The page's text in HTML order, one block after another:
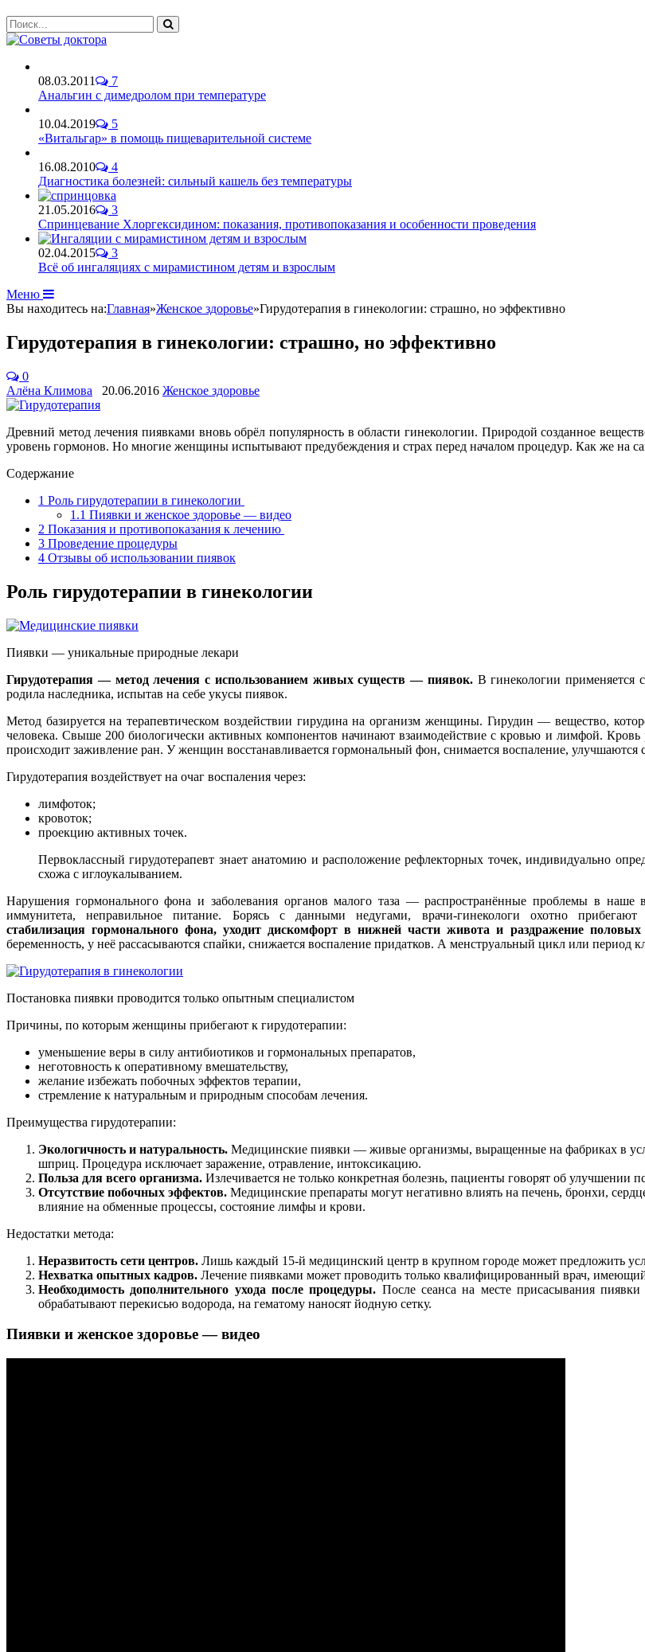
08.03.2011
7
Анальгин с димедролом при температуре
10.04.2019
5
«Витальгар» в помощь пищеварительной системе
16.08.2010
4
Диагностика болезней: сильный кашель без температуры
21.05.2016
3
Спринцевание Хлоргексидином: показания, противопоказания и особенности проведения
02.04.2015
3
Всё об ингаляциях с мирамистином детям и взрослым
Меню
Вы находитесь на:Главная»Женское здоровье»Гирудотерапия в гинекологии: страшно, но эффективно
Гирудотерапия в гинекологии: страшно, но эффективно
0
Алёна Климова
20.06.2016 Женское здоровье
Древний метод лечения пиявками вновь обрёл популярность в области гинекологии. Природой созданное
уровень гормонов. Но многие женщины испытывают предубеждения и страх перед началом процедур. Как же на
Содержание
1 Роль гирудотерапии в гинекологии
1.1 Пиявки и женское здоровье — видео
2 Показания и противопоказания к лечению
3 Проведение процедуры
4 Отзывы об использовании пиявок
Роль гирудотерапии в гинекологии
Пиявки — уникальные природные лекари
Гирудотерапия — метод лечения с использованием живых существ — пиявок.В гинекологии применяется
родила наследника, испытав на себе укусы пиявок.
Метод базируется на терапевтическом воздействии гирудина на организм женщины. Гирудин — вещество,
человека. Свыше 200 биологически активных компонентов начинают взаимодействие с кровью и лимфой.
происходит заживление ран. У женщин восстанавливается гормональный фон, снимается воспаление, улучшаются
Гирудотерапия воздействует на очаг воспаления через:
лимфоток;
кровоток;
проекцию активных точек.
Первоклассный гирудотерапевт знает анатомию и расположение рефлекторных точек, индивидуально
схожа с иглоукалыванием.
Нарушения гормонального фона и заболевания органов малого таза — распространённые проблемы в наше
иммунитета, неправильное питание. Борясь с данными недугами, врачи-гинекологи охотно
стабилизация гормонального фона, уходит дискомфорт в нижней части живота и раздражение половых
беременность, у неё рассасываются спайки, снижается воспаление придатков. А менструальный цикл или период
Постановка пиявки проводится только опытным специалистом
Причины, по которым женщины прибегают к гирудотерапии:
уменьшение веры в силу антибиотиков и гормональных препаратов,
неготовность к оперативному вмешательству,
желание избежать побочных эффектов терапии,
стремление к натуральным и природным способам лечения.
Преимущества гирудотерапии:
Экологичность и натуральность. Медицинские пиявки — живые организмы, выращенные на фабриках в
шприц. Процедура исключает заражение, отравление, интоксикацию.
Польза для всего организма. Излечивается не только конкретная болезнь, пациенты говорят об улучшении
Отсутствие побочных эффектов. Медицинские препараты могут негативно влиять на печень, бронхи,
влияние на обменные процессы, состояние лимфы и крови.
Недостатки метода:
Неразвитость сети центров. Лишь каждый 15-й медицинский центр в крупном городе может предложить
Нехватка опытных кадров. Лечение пиявками может проводить только квалифицированный врач,
Необходимость дополнительного ухода после процедуры. После сеанса на месте присасывания
обрабатывают перекисью водорода, на гематому наносят йодную сетку.
Пиявки и женское здоровье — видео